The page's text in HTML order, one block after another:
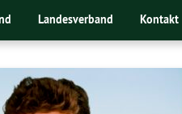
Landesverband Kontakt